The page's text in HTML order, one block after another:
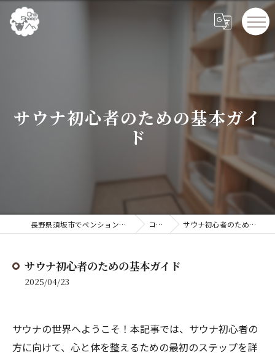
サウナ初心者のための基本ガイ
ド
長野県須坂市でペンションならChillSheep コラム サウナ初心者のための基本ガイド
サウナ初心者のための基本ガイド
2025/04/23
サウナの世界へようこそ！本記事では、サウナ初心者の
方に向けて、心と体を整えるための最初のステップを詳